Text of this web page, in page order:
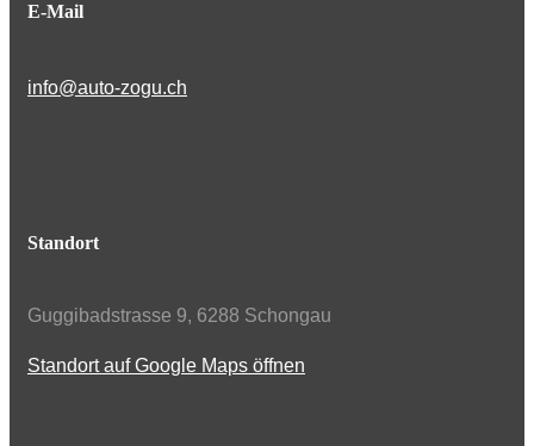
E-Mail
info@auto-zogu.ch
Standort
Guggibadstrasse 9, 6288 Schongau
Standort auf Google Maps öffnen